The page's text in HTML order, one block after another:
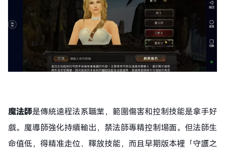
魔法師是傳統遠程法系職業，範圍傷害和控制技能是拿手好
戲。魔導師強化持續輸出，禁法師專精控制場面。但法師生
命值低，得精准走位、釋放技能，而且早期版本裡「守護之